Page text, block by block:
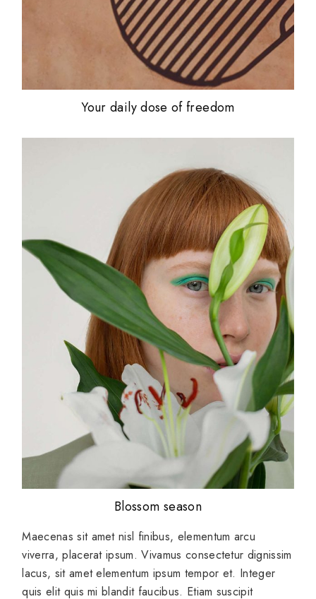
Your daily dose of freedom
Blossom season
Maecenas sit amet nisl finibus, elementum arcu
viverra, placerat ipsum. Vivamus consectetur dignissim
lacus, sit amet elementum ipsum tempor et. Integer
quis elit quis mi blandit faucibus. Etiam suscipit